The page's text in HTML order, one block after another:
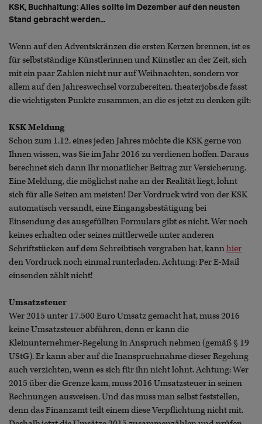
KSK, Buchhaltung: Alles sollte im Dezember auf den neusten
Stand gebracht werden...
Wenn auf den Adventskränzen die ersten Kerzen brennen, ist es
für selbstständige Künstlerinnen und Künstler an der Zeit, sich
mit ein paar Zahlen nicht nur auf Weihnachten, sondern vor
allem auf den Jahreswechsel vorzubereiten. theaterjobs.de fasst
die wichtigsten Punkte zusammen, an die es jetzt zu denken gilt:
KSK Meldung
Schon zum 1.12. eines jeden Jahres möchte die KSK gerne von
Ihnen wissen, was Sie im Jahr 2016 zu verdienen hoffen. Daraus
berechnet sich dann Ihr monatlicher Beitrag zur Versicherung.
Eine Meldung, die möglichst nahe an der Realität liegt, lohnt
sich für alle Seiten am meisten! Der Vordruck wird von der KSK
automatisch versandt, eine Eingangsbestätigung bei
Einsendung des ausgefüllten Formulars gibt es nicht. Wer noch
keines erhalten oder seines mittlerweile unter anderen
Schriftstücken auf dem Schreibtisch vergraben hat, kannhier
den Vordruck noch einmal runterladen. Achtung: Per E-Mail
einsenden zählt nicht!
Umsatzsteuer
Wer 2015 unter 17.500 Euro Umsatz gemacht hat, muss 2016
keine Umsatzsteuer abführen, denn er kann die
Kleinunternehmer-Regelung in Anspruch nehmen (gemäß § 19
UStG). Er kann aber auf die Inanspruchnahme dieser Regelung
auch verzichten, wenn es sich für ihn nicht lohnt. Achtung: Wer
2015 über die Grenze kam, muss 2016 Umsatzsteuer in seinen
Rechnungen ausweisen. Und das muss man selbst feststellen,
denn das Finanzamt teilt einem diese Verpflichtung nicht mit.